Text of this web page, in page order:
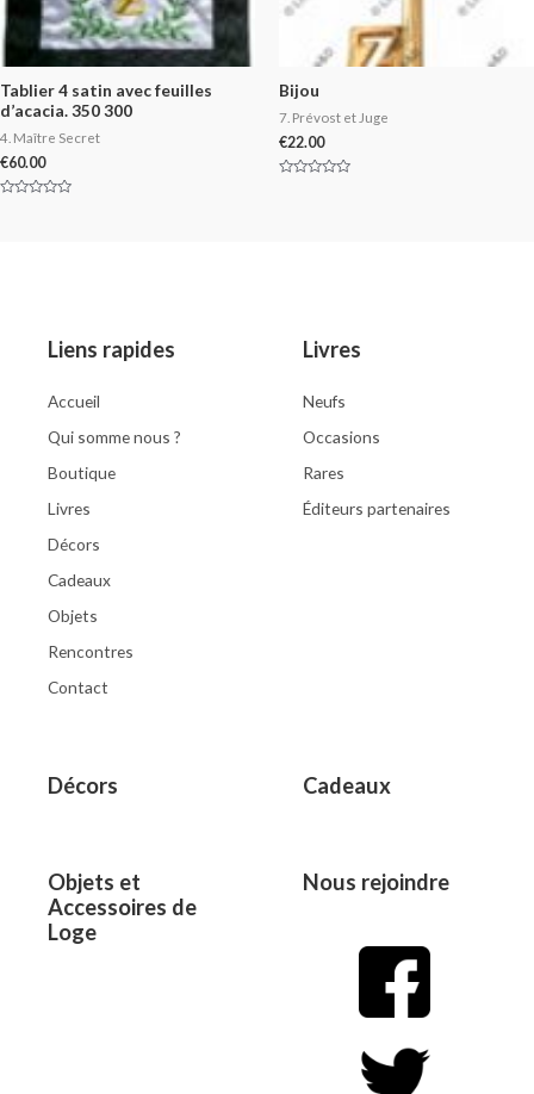
Tablier 4 satin avec feuilles
d’acacia. 350 300
4. Maître Secret
€60.00
Bijou
7. Prévost et Juge
€22.00
Liens rapides
Accueil
Qui somme nous ?
Boutique
Livres
Décors
Cadeaux
Objets
Rencontres
Contact
Livres
Neufs
Occasions
Rares
Éditeurs partenaires
Décors Cadeaux
Objets et
Accessoires de
Loge
Nous rejoindre